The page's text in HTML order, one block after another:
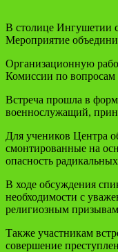
В столице Ингушетии
Мероприятие
Организационную
Комиссии по вопросам
Встреча прошла в
военнослужащий,
Для учеников Центра
смонтированные на
опасность
В ходе обсуждения
необходимости с
религиозным
Также участникам
совершение